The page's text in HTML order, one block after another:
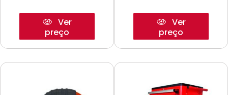
Ver
preço
Ver
preço